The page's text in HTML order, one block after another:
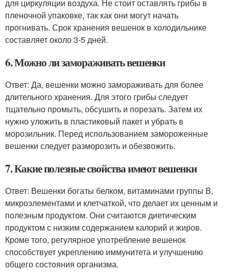
для циркуляции воздуха. Не стоит оставлять грибы в
пленочной упаковке, так как они могут начать
прогнивать. Срок хранения вешенок в холодильнике
составляет около 3-5 дней.
6. Можно ли замораживать вешенки
Ответ: Да, вешенки можно замораживать для более
длительного хранения. Для этого грибы следует
тщательно промыть, обсушить и порезать. Затем их
нужно уложить в пластиковый пакет и убрать в
морозильник. Перед использованием замороженные
вешенки следует разморозить и обезвожить.
7. Какие полезные свойства имеют вешенки
Ответ: Вешенки богаты белком, витаминами группы В,
микроэлементами и клетчаткой, что делает их ценным и
полезным продуктом. Они считаются диетическим
продуктом с низким содержанием калорий и жиров.
Кроме того, регулярное употребление вешенок
способствует укреплению иммунитета и улучшению
общего состояния организма.